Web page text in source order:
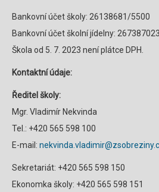
Bankovní účet školy: 26138681/5500
Bankovní účet školní jídelny:
Škola od 5. 7. 2023 není plátce DPH.
Kontaktní údaje:
Ředitel školy:
Mgr. Vladimír Nekvinda
Tel.: +420 565 598 100
E-mail:
Sekretariát: +420 565 598 150
Ekonomka školy: +420 565 598 151